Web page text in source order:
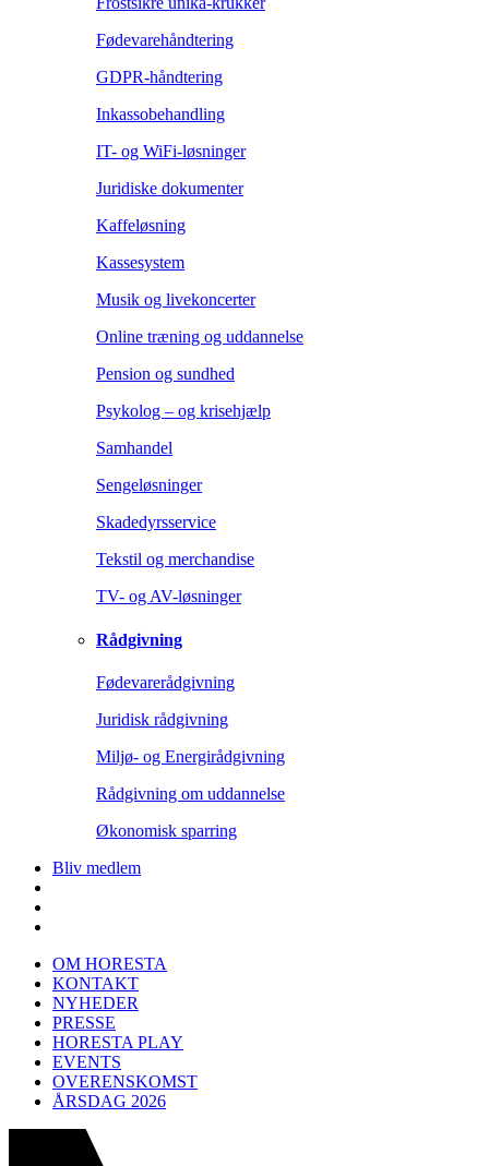
Fødevarehåndtering
GDPR-håndtering
Inkassobehandling
IT- og WiFi-løsninger
Juridiske dokumenter
Kaffeløsning
Kassesystem
Musik og livekoncerter
Online træning og uddannelse
Pension og sundhed
Psykolog – og krisehjælp
Samhandel
Sengeløsninger
Skadedyrsservice
Tekstil og merchandise
TV- og AV-løsninger
Rådgivning
Fødevarerådgivning
Juridisk rådgivning
Miljø- og Energirådgivning
Rådgivning om uddannelse
Økonomisk sparring
Bliv medlem
OM HORESTA
KONTAKT
NYHEDER
PRESSE
HORESTA PLAY
EVENTS
OVERENSKOMST
ÅRSDAG 2026